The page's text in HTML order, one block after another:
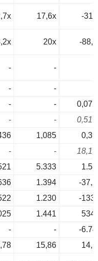
17,6x -
20x -
- -
-
-
- -
- -
0,51
1,085
- -
18,1
5.333
1.394
-
1.230
-
1.441
- -
-
15,86